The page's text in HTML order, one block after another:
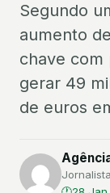
Segundo
aumento
chave com
gerar 49
de euros
Jornalista